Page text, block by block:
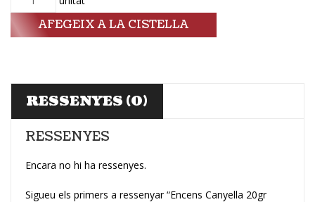
AFEGEIX A LA CISTELLA
RESSENYES (0)
RESSENYES
Encara no hi ha ressenyes.
Sigueu els primers a ressenyar “Encens Canyella 20gr